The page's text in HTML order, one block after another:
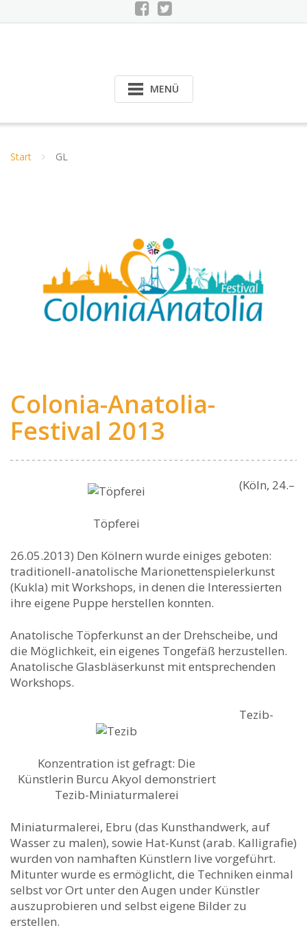
MENÜ
Start GL
Colonia-Anatolia-
Festival 2013
Töpferei
(Köln, 24.–
26.05.2013) Den Kölnern wurde einiges geboten:
traditionell-anatolische Marionettenspielerkunst
(Kukla) mit Workshops, in denen die Interessierten
ihre eigene Puppe herstellen konnten.
Anatolische Töpferkunst an der Drehscheibe, und
die Möglichkeit, ein eigenes Tongefäß herzustellen.
Anatolische Glasbläserkunst mit entsprechenden
Workshops.
Konzentration ist gefragt: Die
Künstlerin Burcu Akyol demonstriert
Tezib-Miniaturmalerei
Tezib-
Miniaturmalerei, Ebru (das Kunsthandwerk, auf
Wasser zu malen), sowie Hat-Kunst (arab. Kalligrafie)
wurden von namhaften Künstlern live vorgeführt.
Mitunter wurde es ermöglicht, die Techniken einmal
selbst vor Ort unter den Augen under Künstler
auszuprobieren und selbst eigene Bilder zu
erstellen.